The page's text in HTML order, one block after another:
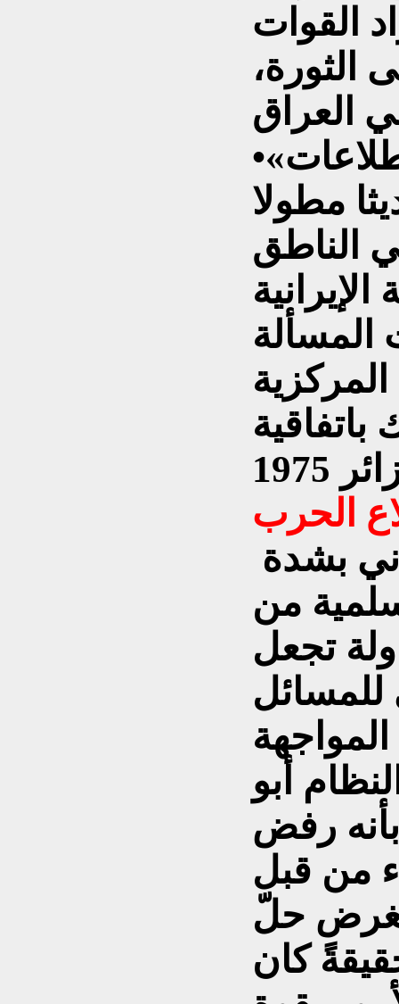
القوات
الثورة،
•نشـرت صحيفة «إطلاعات»
في 19/6/1979 حديثا مطولا
الناطق
المسألة
باتفاقية
الحرب
من
تجعل
أبو
رفض
من قبل
بغرض حلّ
كان